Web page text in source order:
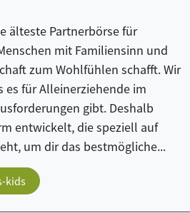
älteste Partnerbörse für
mit Familiensinn und
zum Wohlfühlen schafft. Wir
es für Alleinerziehende im
gibt. Deshalb
entwickelt, die speziell auf
um dir das bestmögliche...
kids